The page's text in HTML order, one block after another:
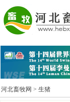
河北畜牧网 > 生猪